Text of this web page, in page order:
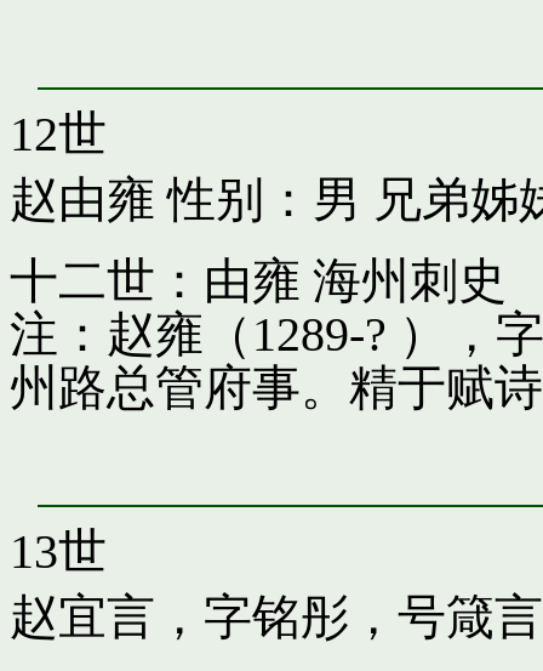
12世
赵由雍 性别：男 兄弟姊
十二世：由雍 海州刺史
注：赵雍（1289-? ），
州路总管府事。精于赋
13世
赵宜言，字铭彤，号箴言